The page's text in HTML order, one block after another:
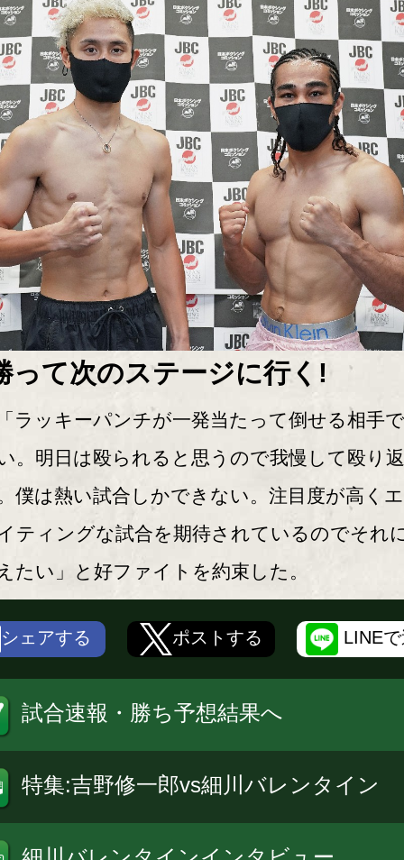
って次のステージに行く!
ッキーパンチが一発当たって倒せる相手
。明日は殴られると思うので我慢して殴り返
僕は熱い試合しかできない。注目度が高く
ティングな試合を期待されているのでそれ
たい」と好ファイトを約束した。
シェアする ポストする LINE
試合速報・勝ち予想結果へ
特集:吉野修一郎vs細川バレンタイン